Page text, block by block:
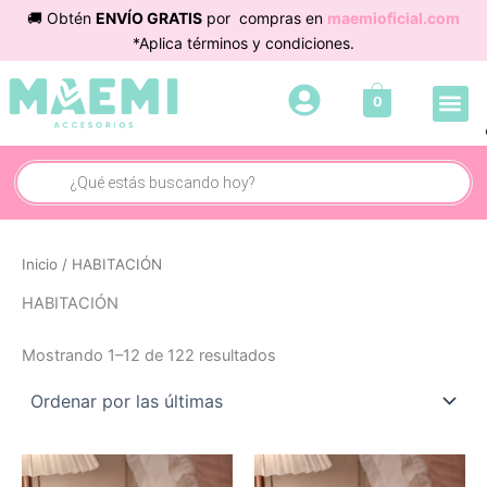
contenido
🚚 Obtén ENVÍO GRATIS por compras en maemioficial.com
*Aplica términos y condiciones.
0
Búsqueda
de
productos
Inicio / HABITACIÓN
HABITACIÓN
Mostrando 1–12 de 122 resultados
by
latest